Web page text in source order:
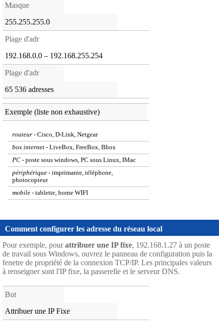
Masque
255.255.255.0
Plage d'adr
192.168.0.0 – 192.168.255.254
Plage d'adr
65 536 adresses
Exemple (liste non exhaustive)
routeur - Cisco, D-Link, Netgear
box internet - LiveBox, FreeBox, Bbox
PC - poste sous windows, PC sous Linux, IMac
périphérique - imprimante, téléphone,
photocopieur
mobile - tablette, borne WIFI
Comment configurer les adresse du réseau local
Pour exemple, pourattribuer une IP fixe, 192.168.1.27 à un poste
de travail sous Windows, ouvrez le panneau de configuration puis la
fenetre de propriété de la connexion TCP/IP. Les principales valeurs
à renseigner sont l'IP fixe, la passerelle et le serveur DNS.
But
Attribuer une IP Fixe